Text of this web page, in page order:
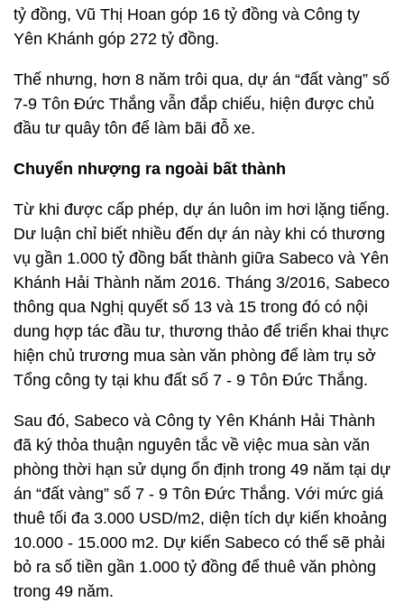
tỷ đồng, Vũ Thị Hoan góp 16 tỷ đồng và Công ty
Yên Khánh góp 272 tỷ đồng.
Thế nhưng, hơn 8 năm trôi qua, dự án “đất vàng” số
7-9 Tôn Đức Thắng vẫn đắp chiếu, hiện được chủ
đầu tư quây tôn để làm bãi đỗ xe.
Chuyển nhượng ra ngoài bất thành
Từ khi được cấp phép, dự án luôn im hơi lặng tiếng.
Dư luận chỉ biết nhiều đến dự án này khi có thương
vụ gần 1.000 tỷ đồng bất thành giữa Sabeco và Yên
Khánh Hải Thành năm 2016. Tháng 3/2016, Sabeco
thông qua Nghị quyết số 13 và 15 trong đó có nội
dung hợp tác đầu tư, thương thảo để triển khai thực
hiện chủ trương mua sàn văn phòng để làm trụ sở
Tổng công ty tại khu đất số 7 - 9 Tôn Đức Thắng.
Sau đó, Sabeco và Công ty Yên Khánh Hải Thành
đã ký thỏa thuận nguyên tắc về việc mua sàn văn
phòng thời hạn sử dụng ổn định trong 49 năm tại dự
án “đất vàng” số 7 - 9 Tôn Đức Thắng. Với mức giá
thuê tối đa 3.000 USD/m2, diện tích dự kiến khoảng
10.000 - 15.000 m2. Dự kiến Sabeco có thể sẽ phải
bỏ ra số tiền gần 1.000 tỷ đồng để thuê văn phòng
trong 49 năm.